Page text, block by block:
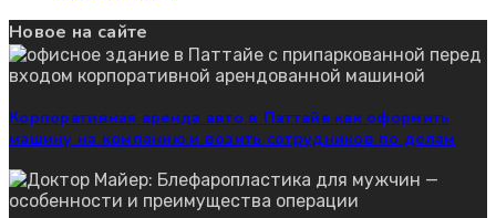
Новое на сайте
Корпоративная аренда авто в Паттайе как оформить
машину на компанию и возить сотрудников по делам